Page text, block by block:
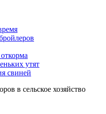
утят
свиней
в сельское хозяйство